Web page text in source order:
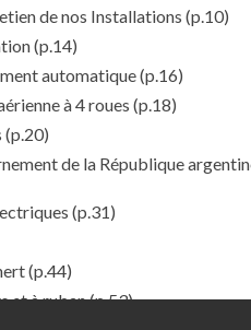
de nos Installations (p.10)
(p.14)
automatique(p.16)
à 4 roues (p.18)
(p.20)
de la République
(p.31)
(p.44)
et à ruban(p.53)